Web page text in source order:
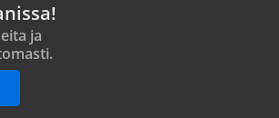
ja